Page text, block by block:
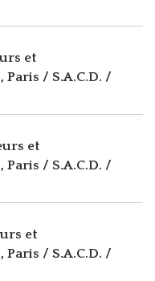
et
/ S.A.C.D. /
et
/ S.A.C.D. /
et
/ S.A.C.D. /